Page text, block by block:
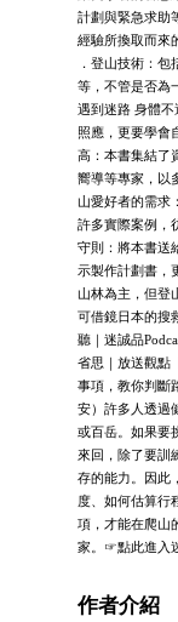
計劃與緊急求助
經驗所換取而來
．登山技術：
等，不管是否為
遇到迷路 身體不
照應，更要學會
高：本書集結了
嚮導等專家，以
山愛好者的需求
許多實際案例，
守則：將本書送
示製作計劃書，
山林為主，但登
可借鏡日本的搜
聽｜迷誠品
省思｜放送觀點
事項，教你判斷
安）許多人透過
或百岳。如果要
來回，除了要訓
存的能力。因此
度、如何估算行
項，才能在爬山
家。☞點此進入
作者介紹